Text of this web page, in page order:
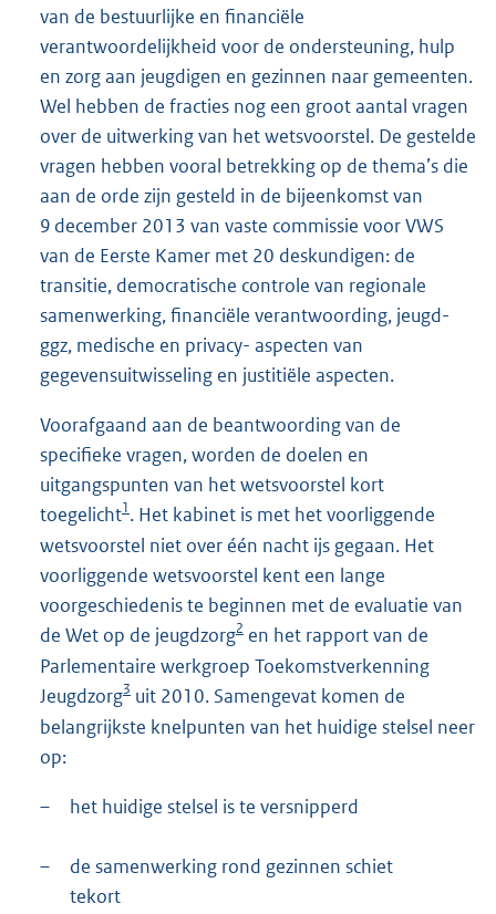
van de bestuurlijke en financiële
verantwoordelijkheid voor de ondersteuning, hulp
en zorg aan jeugdigen en gezinnen naar gemeenten.
Wel hebben de fracties nog een groot aantal vragen
over de uitwerking van het wetsvoorstel. De gestelde
vragen hebben vooral betrekking op de thema’s die
aan de orde zijn gesteld in de bijeenkomst van
9 december 2013 van vaste commissie voor VWS
van de Eerste Kamer met 20 deskundigen: de
transitie, democratische controle van regionale
samenwerking, financiële verantwoording, jeugd-
ggz, medische en privacy- aspecten van
gegevensuitwisseling en justitiële aspecten.
Voorafgaand aan de beantwoording van de
specifieke vragen, worden de doelen en
uitgangspunten van het wetsvoorstel kort
toegelicht1. Het kabinet is met het voorliggende
wetsvoorstel niet over één nacht ijs gegaan. Het
voorliggende wetsvoorstel kent een lange
voorgeschiedenis te beginnen met de evaluatie van
de Wet op de jeugdzorg2 en het rapport van de
Parlementaire werkgroep Toekomstverkenning
Jeugdzorg3 uit 2010. Samengevat komen de
belangrijkste knelpunten van het huidige stelsel neer
op:
– het huidige stelsel is te versnipperd
–
de samenwerking rond gezinnen schiet
tekort